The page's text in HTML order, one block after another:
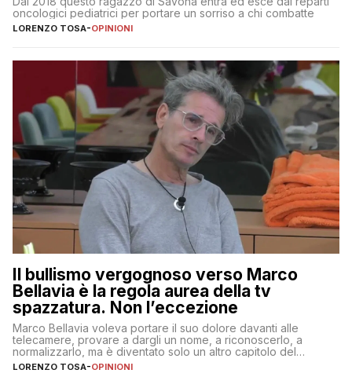
oncologici pediatrici per portare un sorriso a chi combatte
LORENZO TOSA-OPINIONI
Il bullismo vergognoso verso Marco
Bellavia è la regola aurea della tv
spazzatura. Non l’eccezione
Marco Bellavia voleva portare il suo dolore davanti alle
telecamere, provare a dargli un nome, a riconoscerlo, a
normalizzarlo, ma è diventato solo un altro capitolo del
copione
LORENZO TOSA-OPINIONI